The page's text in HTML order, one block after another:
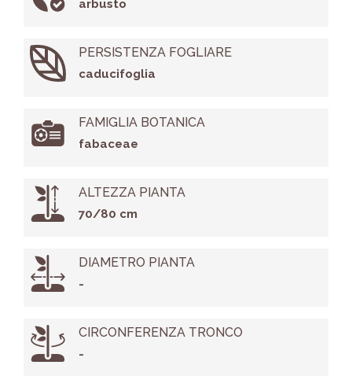
arbusto
PERSISTENZA FOGLIARE
caducifoglia
FAMIGLIA BOTANICA
fabaceae
ALTEZZA PIANTA
70/80 cm
DIAMETRO PIANTA
-
CIRCONFERENZA TRONCO
-